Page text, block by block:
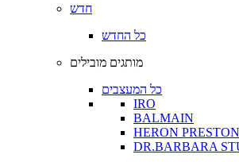
חדש
כל החדש
מותגים מובילים
כל המעצבים
IRO
BALMAIN
HERON PRESTON
DR.BARBARA